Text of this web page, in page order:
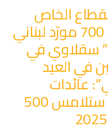
الخاص
من خلال أكثر من 700 مورّد لبناني
سقلاوي في
في العيد
عائدات
الخزينة من ارباحنا ستلامس 500